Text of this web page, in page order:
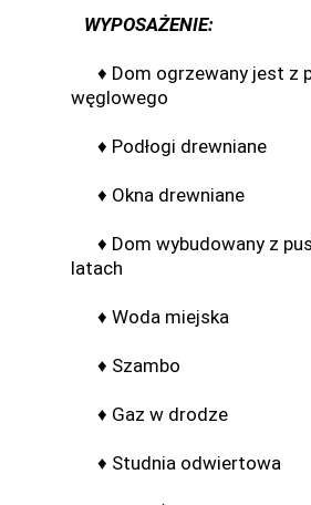
WYPOSAŻENIE:
♦ Dom ogrzewany jest z
węglowego
♦ Podłogi drewniane
♦ Okna drewniane
♦ Dom wybudowany z
latach
♦ Woda miejska
♦ Szambo
♦ Gaz w drodze
♦ Studnia odwiertowa